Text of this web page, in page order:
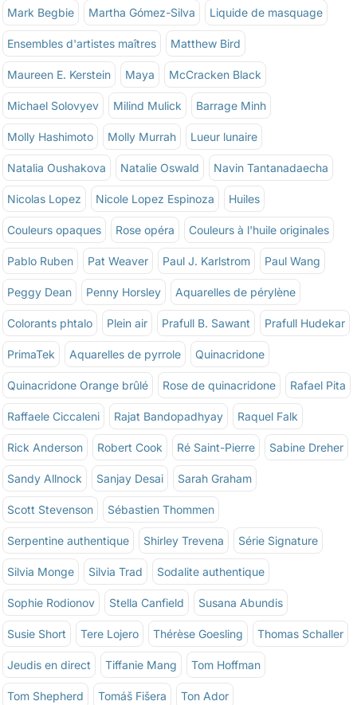
Mark Begbie Martha Gómez-Silva Liquide de masquage
Ensembles d'artistes maîtres Matthew Bird
Maureen E. Kerstein Maya McCracken Black
Michael Solovyev Milind Mulick Barrage Minh
Molly Hashimoto Molly Murrah Lueur lunaire
Natalia Oushakova Natalie Oswald Navin Tantanadaecha
Nicolas Lopez Nicole Lopez Espinoza Huiles
Couleurs opaques Rose opéra Couleurs à l'huile originales
Pablo Ruben Pat Weaver Paul J. Karlstrom Paul Wang
Peggy Dean Penny Horsley Aquarelles de pérylène
Colorants phtalo Plein air Prafull B. Sawant Prafull Hudekar
PrimaTek Aquarelles de pyrrole Quinacridone
Quinacridone Orange brûlé Rose de quinacridone Rafael Pita
Raffaele Ciccaleni Rajat Bandopadhyay Raquel Falk
Rick Anderson Robert Cook Ré Saint-Pierre Sabine Dreher
Sandy Allnock Sanjay Desai Sarah Graham
Scott Stevenson Sébastien Thommen
Serpentine authentique Shirley Trevena Série Signature
Silvia Monge Silvia Trad Sodalite authentique
Sophie Rodionov Stella Canfield Susana Abundis
Susie Short Tere Lojero Thérèse Goesling Thomas Schaller
Jeudis en direct Tiffanie Mang Tom Hoffman
Tom Shepherd Tomáš Fišera Ton Ador